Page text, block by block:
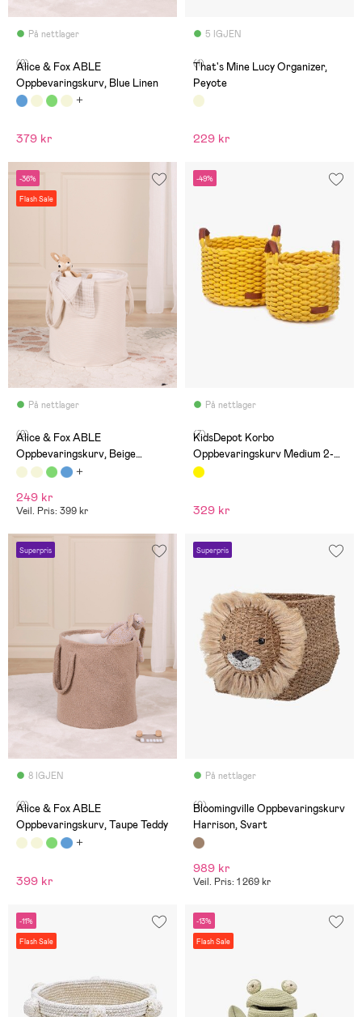
På nettlager
(2)
Alice & Fox ABLE
Oppbevaringskurv, Blue Linen
379 kr
5 IGJEN
(1)
That's Mine Lucy Organizer,
Peyote
229 kr
-36%
Flash Sale
På nettlager
(2)
Alice & Fox ABLE
Oppbevaringskurv, Beige
Manchester
249 kr
Veil. Pris: 399 kr
-49%
På nettlager
(7)
KidsDepot Korbo
Oppbevaringskurv Medium 2-
pack, Gul
329 kr
Superpris
8 IGJEN
(2)
Alice & Fox ABLE
Oppbevaringskurv, Taupe Teddy
399 kr
Superpris
På nettlager
(0)
Bloomingville Oppbevaringskurv
Harrison, Svart
989 kr
Veil. Pris: 1 269 kr
-11%
Flash Sale
-13%
Flash Sale